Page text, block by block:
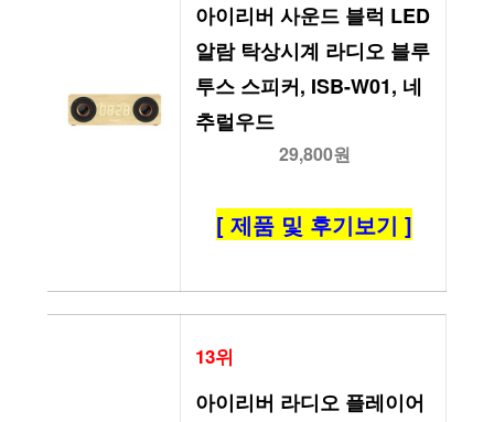
아이리버 사운드 블럭 LED
알람 탁상시계 라디오 블루
투스 스피커, ISB-W01, 네
추럴우드
29,800원
[ 제품 및 후기보기 ]
13위
아이리버 라디오 플레이어